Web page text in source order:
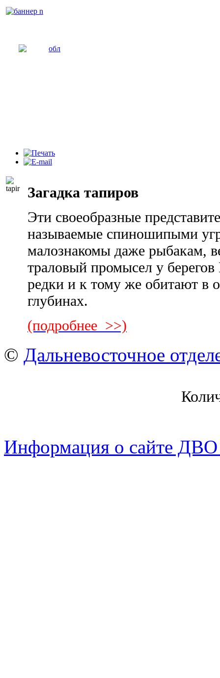
Загадка тапиров
Эти своеобразные
называемые спиношипыми
малознакомы даже рыбакам,
траловый промысел у
редки и к тому же обитают в
глубинах.
(подробнее >>)
© Дальневосточное
Информация о сайте